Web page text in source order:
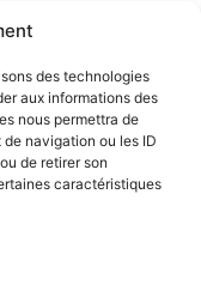
des technologies
aux informations des
nous permettra de
navigation ou les ID
de retirer son
caractéristiques